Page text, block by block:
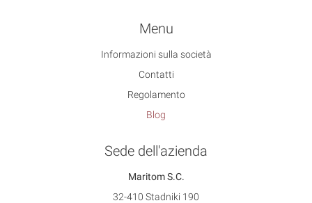
Menu
Informazioni sulla società
Contatti
Regolamento
Blog
Sede dell'azienda
Maritom S.C.
32-410 Stadniki 190